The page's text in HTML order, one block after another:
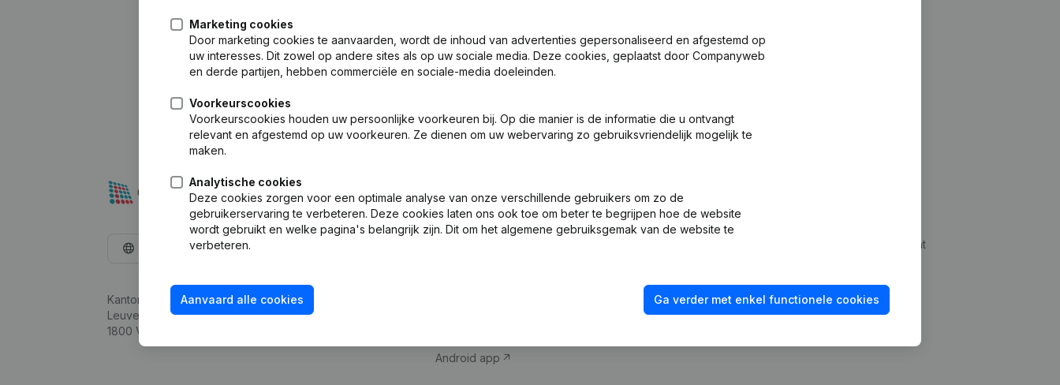
Marketing cookies
Door marketing cookies te aanvaarden, wordt de inhoud van advertenties gepersonaliseerd en afgestemd op
uw interesses. Dit zowel op andere sites als op uw sociale media. Deze cookies, geplaatst door Companyweb
en derde partijen, hebben commerciële en sociale-media doeleinden.
Voorkeurscookies
Voorkeurscookies houden uw persoonlijke voorkeuren bij. Op die manier is de informatie die u ontvangt
relevant en afgestemd op uw voorkeuren. Ze dienen om uw webervaring zo gebruiksvriendelijk mogelijk te
maken.
Analytische cookies
Deze cookies zorgen voor een optimale analyse van onze verschillende gebruikers om zo de
gebruikerservaring te verbeteren. Deze cookies laten ons ook toe om beter te begrijpen hoe de website
wordt gebruikt en welke pagina's belangrijk zijn. Dit om het algemene gebruiksgemak van de website te
verbeteren.
Aanvaard alle cookies Ga verder met enkel functionele cookies
Nederlands
Kantorenpark Everest
Leuvensesteenweg 248D,
1800 Vilvoorde
Bedrijfsinformatie
Android app
Compliance & fraudepreventie
Kredietwaardigheid checken
Integraties op maat
Contact